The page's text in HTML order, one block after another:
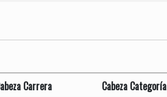
Carrera
Cabeza Categoría